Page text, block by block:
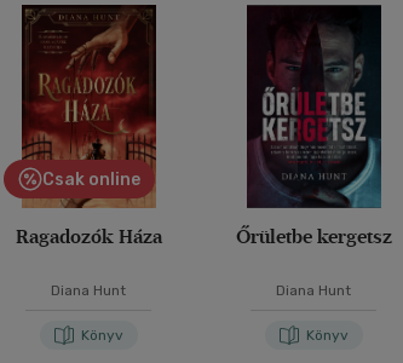
Csak online
Ragadozók Háza
Diana Hunt
Könyv
Őrületbe kergetsz
Diana Hunt
Könyv